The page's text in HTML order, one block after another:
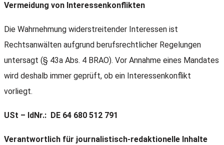
Vermeidung von Interessenkonflikten
Die Wahrnehmung widerstreitender Interessen ist
Rechtsanwälten aufgrund berufsrechtlicher Regelungen
untersagt (§ 43a Abs. 4 BRAO). Vor Annahme eines Mandates
wird deshalb immer geprüft, ob ein Interessenkonflikt
vorliegt.
USt – IdNr.: DE 64 680 512 791
Verantwortlich für journalistisch-redaktionelle Inhalte